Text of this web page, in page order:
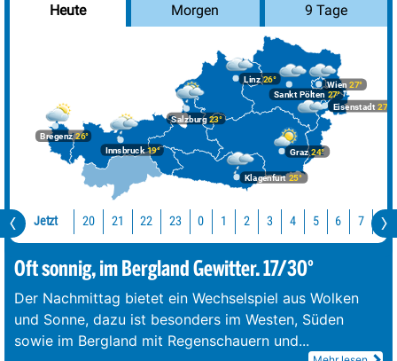
Heute Morgen 9 Tage
Bregenz26°
Graz24°
Innsbruck19°
Klagenfurt 25°
Linz26°
Salzburg23°
Wien 27°
Eisenstadt 27°
Sankt Pölten 27°
Jetzt 20 21 22 23 0 1 2 3 4 5 6 7 8
Oft sonnig, im Bergland Gewitter. 17/30°
Der Nachmittag bietet ein Wechselspiel aus Wolken
und Sonne, dazu ist besonders im Westen, Süden
sowie im Bergland mit Regenschauern und...